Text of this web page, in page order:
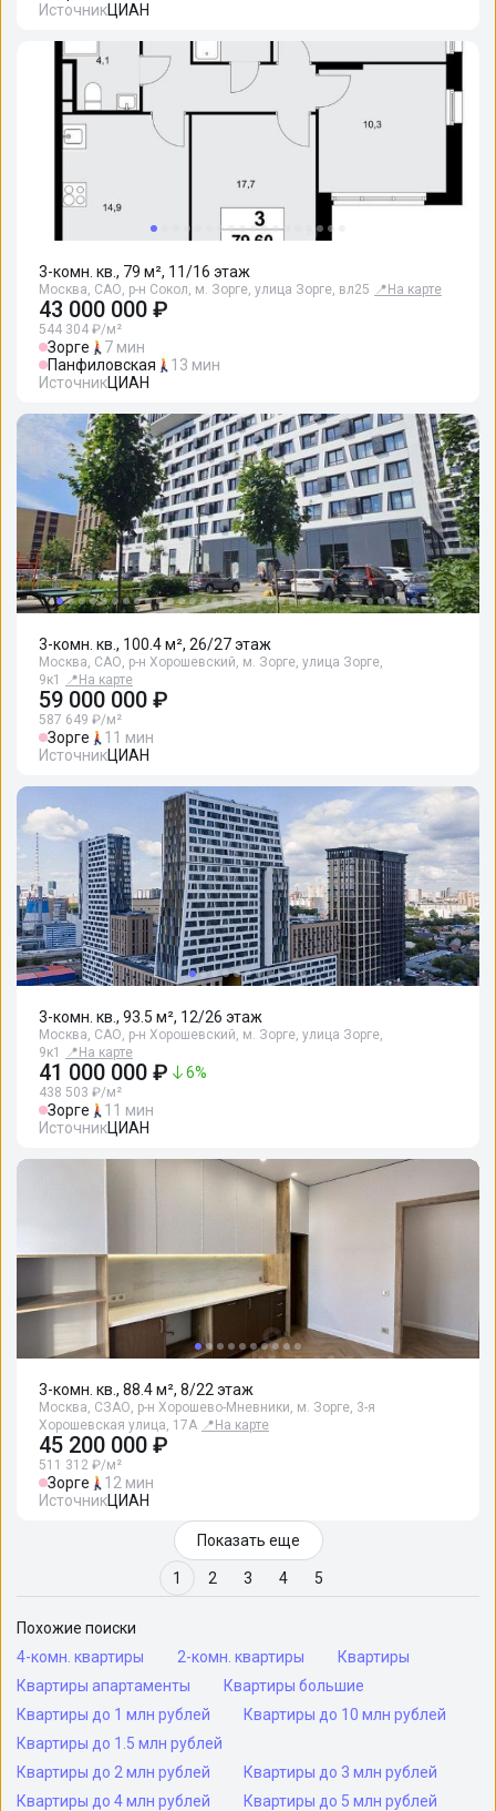
ИсточникЦИАН
3-комн. кв., 79 м², 11/16 этаж
Москва, САО, р-н Сокол, м. Зорге, улица Зорге, вл25 📍 На карте
43 000 000 ₽
544 304 ₽/м²
Зорге
7 мин
Панфиловская
13 мин
ИсточникЦИАН
3-комн. кв., 100.4 м², 26/27 этаж
Москва, САО, р-н Хорошевский, м. Зорге, улица Зорге,
9к1
📍 На карте
59 000 000 ₽
587 649 ₽/м²
Зорге
11 мин
ИсточникЦИАН
3-комн. кв., 93.5 м², 12/26 этаж
Москва, САО, р-н Хорошевский, м. Зорге, улица Зорге,
9к1
📍 На карте
41 000 000 ₽ 6%
438 503 ₽/м²
Зорге
11 мин
ИсточникЦИАН
3-комн. кв., 88.4 м², 8/22 этаж
Москва, СЗАО, р-н Хорошево-Мневники, м. Зорге, 3-я
Хорошевская улица, 17А 📍 На карте
45 200 000 ₽
511 312 ₽/м²
Зорге
12 мин
ИсточникЦИАН
Показать еще
1 2 3 4 5
Похожие поиски
4-комн. квартиры
2-комн. квартиры
Квартиры
Квартиры апартаменты
Квартиры большие
Квартиры до 1 млн рублей
Квартиры до 10 млн рублей
Квартиры до 1.5 млн рублей
Квартиры до 2 млн рублей
Квартиры до 3 млн рублей
Квартиры до 4 млн рублей
Квартиры до 5 млн рублей